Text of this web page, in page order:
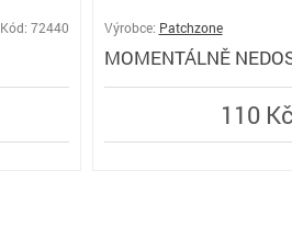
Kód: 72440 Výrobce: Patchzone
MOMENTÁLNĚ
110 Kč